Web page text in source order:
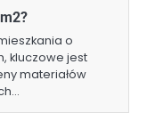
o
kluczowe jest
materiałów